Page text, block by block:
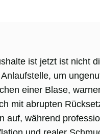
ist jetzt ist nicht
um
einer Blase,
mit abrupten
auf, während